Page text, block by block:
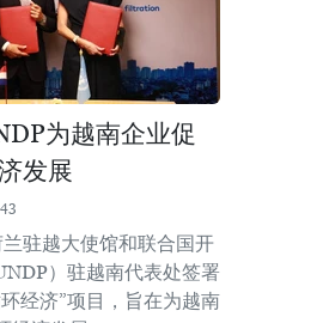
为越南企业促
发展
驻越大使馆和联合国开
）驻越南代表处签署
经济”项目，旨在为越南